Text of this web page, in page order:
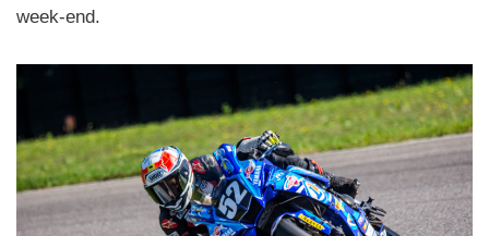
week-end.